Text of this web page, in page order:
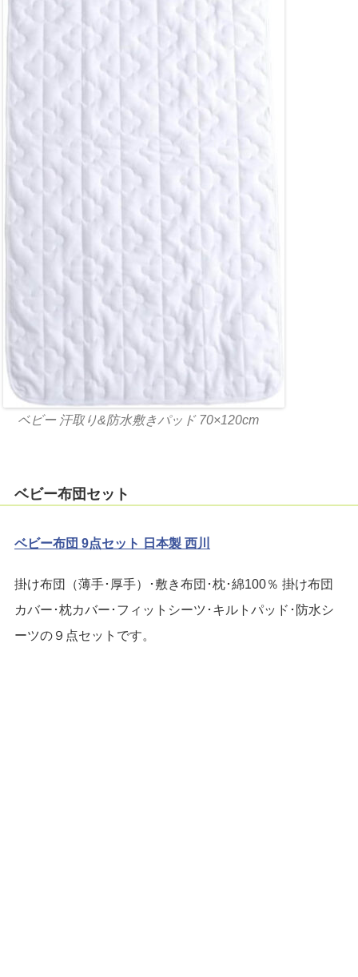
ベビー 汗取り&防水敷きパッド 70×120cm
ベビー布団セット
ベビー布団 9点セット 日本製 西川
掛け布団（薄手･厚手）･敷き布団･枕･綿100％ 掛け布団
カバー･枕カバー･フィットシーツ･キルトパッド･防水シ
ーツの９点セットです。